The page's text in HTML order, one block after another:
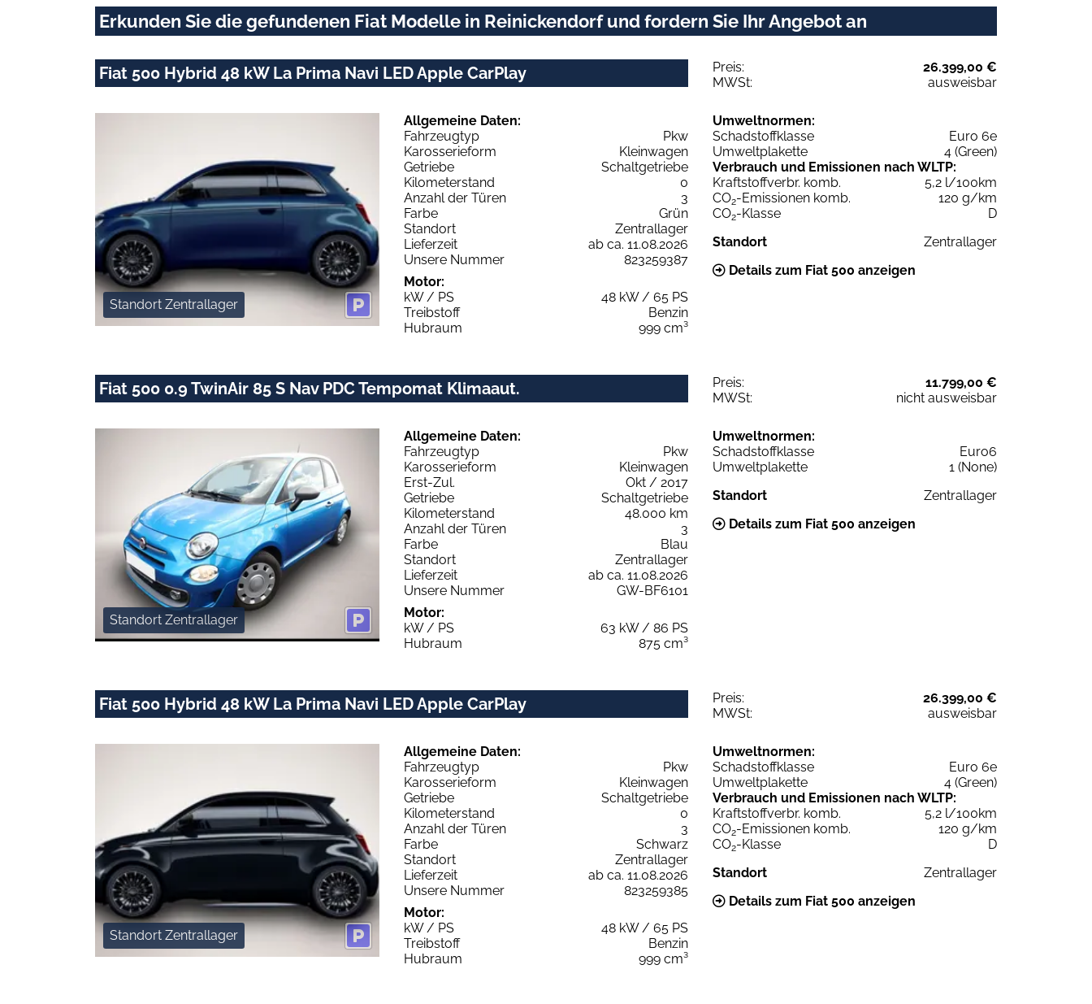
Erkunden Sie die gefundenen Fiat Modelle in Reinickendorf und fordern Sie Ihr Angebot an
Fiat 500 Hybrid 48 kW La Prima Navi LED Apple CarPlay Preis:
26.399,00 €
MWSt:
ausweisbar
Standort Zentrallager
Allgemeine Daten:
Fahrzeugtyp
Pkw
Karosserieform
Kleinwagen
Getriebe
Schaltgetriebe
Kilometerstand
0
Anzahl der Türen
3
Farbe
Grün
Standort
Zentrallager
Lieferzeit
ab ca. 11.08.2026
Unsere Nummer
823259387
Motor:
kW / PS
48 kW / 65 PS
Treibstoff
Benzin
Hubraum
999 cm³
Umweltnormen:
Schadstoffklasse
Euro 6e
Umweltplakette
4 (Green)
Verbrauch und Emissionen nach WLTP:
Kraftstoffverbr. komb.
5,2 l/100km
CO2-Emissionen komb.
120 g/km
CO2-Klasse
D
Standort
Zentrallager
Details zum Fiat 500 anzeigen
Fiat 500 0.9 TwinAir 85 S Nav PDC Tempomat Klimaaut. Preis:
11.799,00 €
MWSt:
nicht ausweisbar
Standort Zentrallager
Allgemeine Daten:
Fahrzeugtyp
Pkw
Karosserieform
Kleinwagen
Erst-Zul.
Okt / 2017
Getriebe
Schaltgetriebe
Kilometerstand
48.000 km
Anzahl der Türen
3
Farbe
Blau
Standort
Zentrallager
Lieferzeit
ab ca. 11.08.2026
Unsere Nummer
GW-BF6101
Motor:
kW / PS
63 kW / 86 PS
Hubraum
875 cm³
Umweltnormen:
Schadstoffklasse
Euro6
Umweltplakette
1 (None)
Standort
Zentrallager
Details zum Fiat 500 anzeigen
Fiat 500 Hybrid 48 kW La Prima Navi LED Apple CarPlay Preis:
26.399,00 €
MWSt:
ausweisbar
Standort Zentrallager
Allgemeine Daten:
Fahrzeugtyp
Pkw
Karosserieform
Kleinwagen
Getriebe
Schaltgetriebe
Kilometerstand
0
Anzahl der Türen
3
Farbe
Schwarz
Standort
Zentrallager
Lieferzeit
ab ca. 11.08.2026
Unsere Nummer
823259385
Motor:
kW / PS
48 kW / 65 PS
Treibstoff
Benzin
Hubraum
999 cm³
Umweltnormen:
Schadstoffklasse
Euro 6e
Umweltplakette
4 (Green)
Verbrauch und Emissionen nach WLTP:
Kraftstoffverbr. komb.
5,2 l/100km
CO2-Emissionen komb.
120 g/km
CO2-Klasse
D
Standort
Zentrallager
Details zum Fiat 500 anzeigen